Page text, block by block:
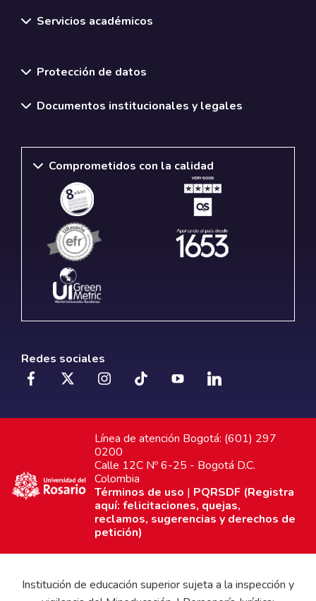
Servicios académicos
Protección de datos
Documentos institucionales y legales
Comprometidos con la calidad
Redes sociales
Línea de atención Bogotá: (601) 297
0200
Calle 12C Nº 6-25 - Bogotá D.C.
Colombia
Términos de uso | PQRSDF (Registra
aquí: felicitaciones, quejas,
reclamos, sugerencias y derechos de
petición)
Institución de educación superior sujeta a la inspección y